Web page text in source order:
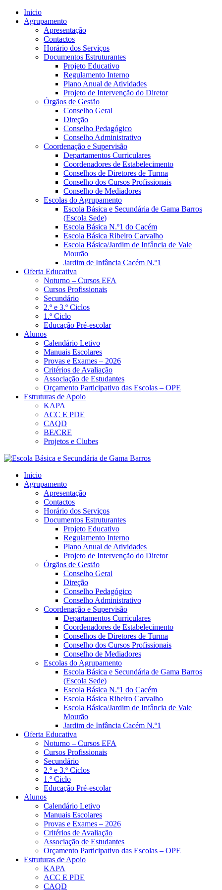
Inicio
Agrupamento
Apresentação
Contactos
Horário dos Serviços
Documentos Estruturantes
Projeto Educativo
Regulamento Interno
Plano Anual de Atividades
Projeto de Intervenção do Diretor
Órgãos de Gestão
Conselho Geral
Direção
Conselho Pedagógico
Conselho Administrativo
Coordenação e Supervisão
Departamentos Curriculares
Coordenadores de Estabelecimento
Conselhos de Diretores de Turma
Conselho dos Cursos Profissionais
Conselho de Mediadores
Escolas do Agrupamento
Escola Básica e Secundária de Gama Barros
(Escola Sede)
Escola Básica N.º1 do Cacém
Escola Básica Ribeiro Carvalho
Escola Básica/Jardim de Infância de Vale
Mourão
Jardim de Infância Cacém N.º1
Oferta Educativa
Noturno – Cursos EFA
Cursos Profissionais
Secundário
2.º e 3.º Ciclos
1.º Ciclo
Educação Pré-escolar
Alunos
Calendário Letivo
Manuais Escolares
Provas e Exames – 2026
Critérios de Avaliação
Associação de Estudantes
Orçamento Participativo das Escolas – OPE
Estruturas de Apoio
KAPA
ACC E PDE
CAQD
BE/CRE
Projetos e Clubes
Inicio
Agrupamento
Apresentação
Contactos
Horário dos Serviços
Documentos Estruturantes
Projeto Educativo
Regulamento Interno
Plano Anual de Atividades
Projeto de Intervenção do Diretor
Órgãos de Gestão
Conselho Geral
Direção
Conselho Pedagógico
Conselho Administrativo
Coordenação e Supervisão
Departamentos Curriculares
Coordenadores de Estabelecimento
Conselhos de Diretores de Turma
Conselho dos Cursos Profissionais
Conselho de Mediadores
Escolas do Agrupamento
Escola Básica e Secundária de Gama Barros
(Escola Sede)
Escola Básica N.º1 do Cacém
Escola Básica Ribeiro Carvalho
Escola Básica/Jardim de Infância de Vale
Mourão
Jardim de Infância Cacém N.º1
Oferta Educativa
Noturno – Cursos EFA
Cursos Profissionais
Secundário
2.º e 3.º Ciclos
1.º Ciclo
Educação Pré-escolar
Alunos
Calendário Letivo
Manuais Escolares
Provas e Exames – 2026
Critérios de Avaliação
Associação de Estudantes
Orçamento Participativo das Escolas – OPE
Estruturas de Apoio
KAPA
ACC E PDE
CAQD